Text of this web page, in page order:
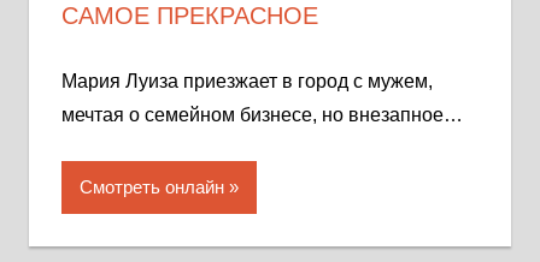
САМОЕ ПРЕКРАСНОЕ
Мария Луиза приезжает в город с мужем,
мечтая о семейном бизнесе, но внезапное…
Смотреть онлайн